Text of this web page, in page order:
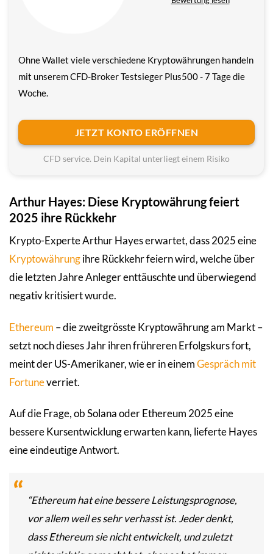
Ohne Wallet viele verschiedene Krypto­währungen handeln
mit unserem CFD-Broker Testsieger Plus500 - 7 Tage die
Woche.
JETZT KONTO ERÖFFNEN
CFD service. Dein Kapital unterliegt einem Risiko
Arthur Hayes: Diese Kryptowährung feiert
2025 ihre Rückkehr
Krypto-Experte Arthur Hayes erwartet, dass 2025 eine
Kryptowährungihre Rückkehr feiern wird, welche über
die letzten Jahre Anleger enttäuschte und überwiegend
negativ kritisiert wurde.
Ethereum – die zweitgrösste Kryptowährung am Markt –
setzt noch dieses Jahr ihren frühreren Erfolgskurs fort,
meint der US-Amerikaner, wie er in einemGespräch mit
Fortuneverriet.
Auf die Frage, ob Solana oder Ethereum 2025 eine
bessere Kursentwicklung erwarten kann, lieferte Hayes
eine eindeutige Antwort.
“Ethereum hat eine bessere Leistungsprognose,
vor allem weil es sehr verhasst ist. Jeder denkt,
dass Ethereum sie nicht entwickelt, und zuletzt